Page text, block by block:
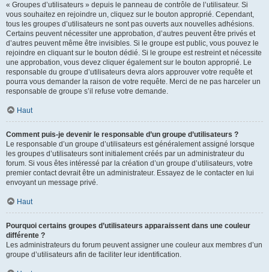
« Groupes d’utilisateurs » depuis le panneau de contrôle de l’utilisateur. Si
vous souhaitez en rejoindre un, cliquez sur le bouton approprié. Cependant,
tous les groupes d’utilisateurs ne sont pas ouverts aux nouvelles adhésions.
Certains peuvent nécessiter une approbation, d’autres peuvent être privés et
d’autres peuvent même être invisibles. Si le groupe est public, vous pouvez le
rejoindre en cliquant sur le bouton dédié. Si le groupe est restreint et nécessite
une approbation, vous devez cliquer également sur le bouton approprié. Le
responsable du groupe d’utilisateurs devra alors approuver votre requête et
pourra vous demander la raison de votre requête. Merci de ne pas harceler un
responsable de groupe s’il refuse votre demande.
Haut
Comment puis-je devenir le responsable d’un groupe d’utilisateurs ?
Le responsable d’un groupe d’utilisateurs est généralement assigné lorsque
les groupes d’utilisateurs sont initialement créés par un administrateur du
forum. Si vous êtes intéressé par la création d’un groupe d’utilisateurs, votre
premier contact devrait être un administrateur. Essayez de le contacter en lui
envoyant un message privé.
Haut
Pourquoi certains groupes d’utilisateurs apparaissent dans une couleur
différente ?
Les administrateurs du forum peuvent assigner une couleur aux membres d’un
groupe d’utilisateurs afin de faciliter leur identification.